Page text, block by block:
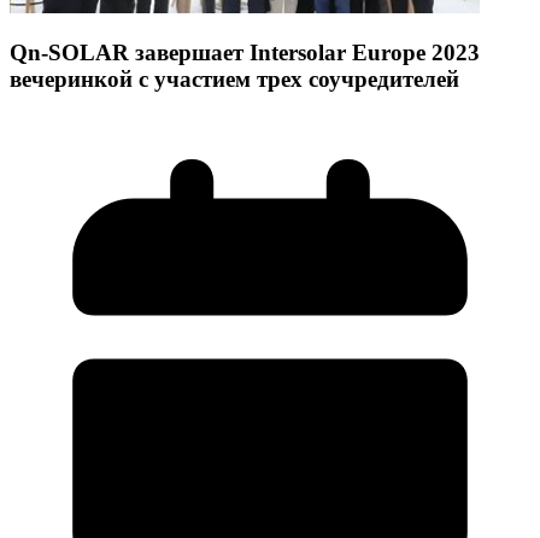
Qn-SOLAR завершает Intersolar Europe 2023
вечеринкой с участием трех соучредителей